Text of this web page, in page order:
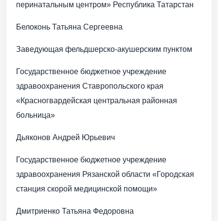
перинатальным центром» Республика Татарстан
Белоконь Татьяна Сергеевна
Заведующая фельдшерско-акушерским пунктом
Государственное бюджетное учреждение
здравоохранения Ставропольского края
«Красногвардейская центральная районная
больница»
Дьяконов Андрей Юрьевич
Государственное бюджетное учреждение
здравоохранения Рязанской области «Городская
станция скорой медицинской помощи»
Дмитриенко Татьяна Федоровна